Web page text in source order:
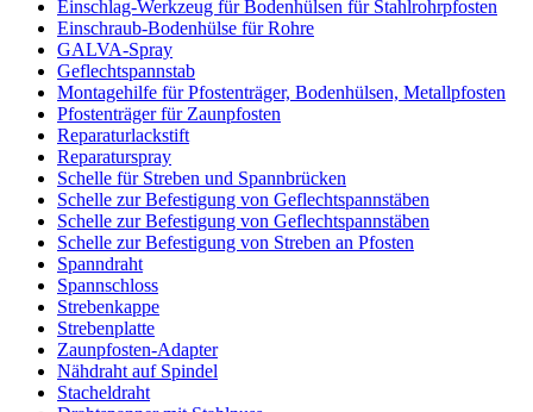
Einschlag-Werkzeug für Bodenhülsen für Stahlrohrpfosten
Einschraub-Bodenhülse für Rohre
GALVA-Spray
Geflechtspannstab
Montagehilfe für Pfostenträger, Bodenhülsen, Metallpfosten
Pfostenträger für Zaunpfosten
Reparaturlackstift
Reparaturspray
Schelle für Streben und Spannbrücken
Schelle zur Befestigung von Geflechtspannstäben
Schelle zur Befestigung von Geflechtspannstäben
Schelle zur Befestigung von Streben an Pfosten
Spanndraht
Spannschloss
Strebenkappe
Strebenplatte
Zaunpfosten-Adapter
Nähdraht auf Spindel
Stacheldraht